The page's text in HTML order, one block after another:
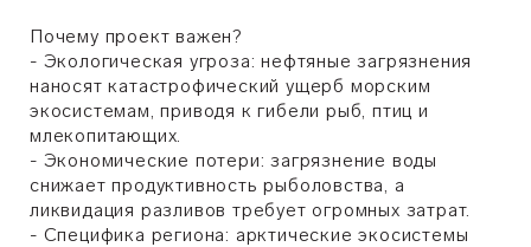
Почему проект важен?
- Экологическая угроза: нефтяные загрязнения
наносят катастрофический ущерб морским
экосистемам, приводя к гибели рыб, птиц и
млекопитающих.
- Экономические потери: загрязнение воды
снижает продуктивность рыболовства, а
ликвидация разливов требует огромных затрат.
- Специфика региона: арктические экосистемы